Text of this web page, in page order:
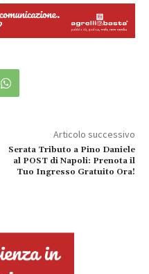
Articolo successivo
Serata Tributo a Pino Daniele
al POST di Napoli: Prenota il
Tuo Ingresso Gratuito Ora!